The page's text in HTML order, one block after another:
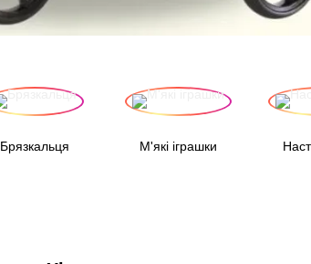
Брязкальця М'які іграшки